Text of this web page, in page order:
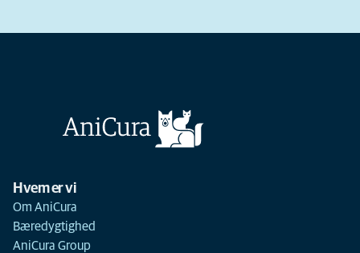
Hvem er vi
Om AniCura
Bæredygtighed
AniCura Group